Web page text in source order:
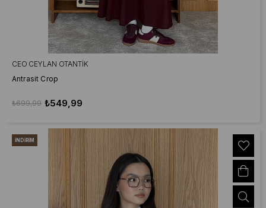
CEO CEYLAN OTANTIK
Antrasit Crop
₺549,99
₺699,99
İNDIRIM